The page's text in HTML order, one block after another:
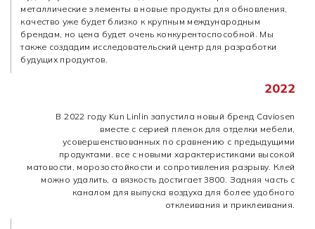
металлические элементы в новые продукты для обновления,
качество уже будет близко к крупным международным
брендам, но цена будет очень конкурентоспособной. Мы
также создадим исследовательский центр для разработки
будущих продуктов.
2022
В 2022 году Kun Linlin запустила новый бренд Caviosen
вместе с серией пленок для отделки мебели,
усовершенствованных по сравнению с предыдущими
продуктами. все с новыми характеристиками высокой
матовости, морозостойкости и сопротивления разрыву. Клей
можно удалить, а вязкость достигает 3800. Задняя часть с
каналом для выпуска воздуха для более удобного
отклеивания и приклеивания.